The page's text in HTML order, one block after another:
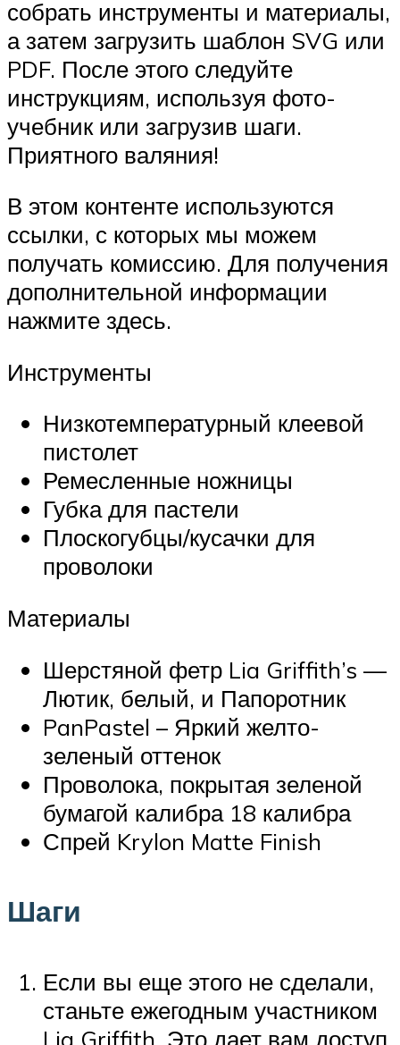
собрать инструменты и материалы,
а затем загрузить шаблон SVG или
PDF. После этого следуйте
инструкциям, используя фото-
учебник или загрузив шаги.
Приятного валяния!
В этом контенте используются
ссылки, с которых мы можем
получать комиссию. Для получения
дополнительной информации
нажмите здесь.
Инструменты
Низкотемпературный клеевой
пистолет
Ремесленные ножницы
Губка для пастели
Плоскогубцы/кусачки для
проволоки
Материалы
Шерстяной фетр Lia Griffith’s —
Лютик, белый, и Папоротник
PanPastel – Яркий желто-
зеленый оттенок
Проволока, покрытая зеленой
бумагой калибра 18 калибра
Спрей Krylon Matte Finish
Шаги
Если вы еще этого не сделали,
станьте ежегодным участником
Lia Griffith. Это дает вам доступ